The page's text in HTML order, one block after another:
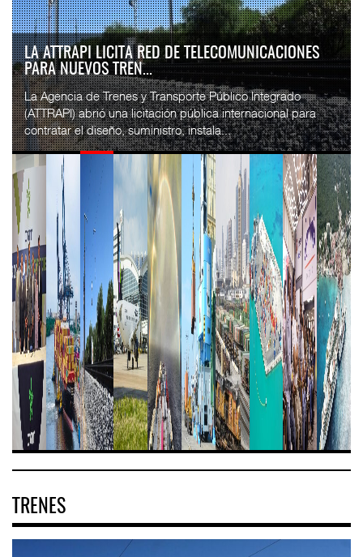
LA ATTRAPI LICITA RED DE TELECOMUNICACIONES
PARA NUEVOS TREN...
La Agencia de Trenes y Transporte Público Integrado
(ATTRAPI) abrió una licitación pública internacional para
contratar el diseño, suministro, instala...
TRENES